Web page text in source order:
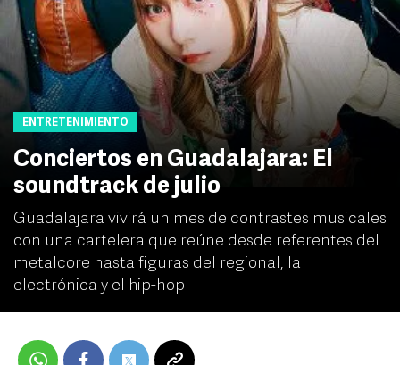
ENTRETENIMIENTO
Conciertos en Guadalajara: El
soundtrack de julio
Guadalajara vivirá un mes de contrastes musicales
con una cartelera que reúne desde referentes del
metalcore hasta figuras del regional, la
electrónica y el hip-hop